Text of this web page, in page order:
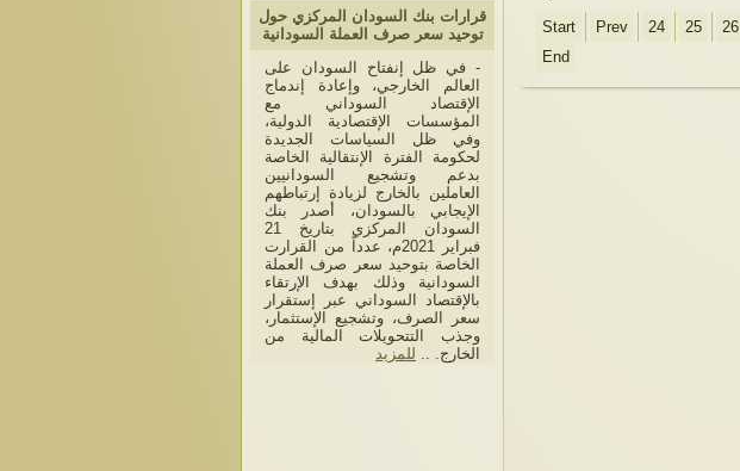
قرارات بنك السودان المركزي حول
توحيد سعر صرف العملة السودانية
- في ظل إنفتاح السودان على
العالم الخارجي، وإعادة إندماج
الإقتصاد السوداني مع
المؤسسات الإقتصادية الدولية،
وفي ظل السياسات الجديدة
لحكومة الفترة الإنتقالية الخاصة
بدعم وتشجيع السودانيين
العاملين بالخارج لزيادة إرتباطهم
الإيجابي بالسودان، أصدر بنك
السودان المركزي بتاريخ 21
فبراير 2021م، عدداً من القرارت
الخاصة بتوحيد سعر صرف العملة
السودانية وذلك بهدف الإرتقاء
بالإقتصاد السوداني عبر إستقرار
سعر الصرف، وتشجيع الإستثمار،
وجذب التتحويلات المالية من
الخارج. .. للمزيد
Start Prev 24 25 26
End